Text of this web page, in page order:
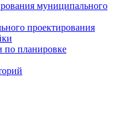
муниципального
проектирования
по планировке